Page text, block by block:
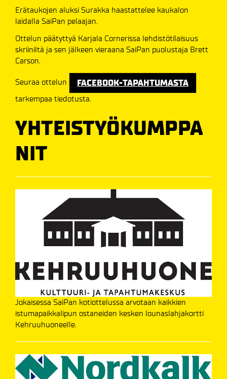
Erätaukojen aluksi Surakka haastattelee kaukalon
laidalla SaiPan pelaajan.
Ottelun päätyttyä Karjala Cornerissa lehdistötilaisuus
skriiniltä ja sen jälkeen vieraana SaiPan puolustaja Brett
Carson.
Seuraa ottelun FACEBOOK-TAPAHTUMASTA
tarkempaa tiedotusta.
YHTEISTYÖKUMPPA
NIT
Jokaisessa SaiPan kotiottelussa arvotaan kaikkien
istumapaikkalipun ostaneiden kesken lounaslahjakortti
Kehruuhuoneelle.